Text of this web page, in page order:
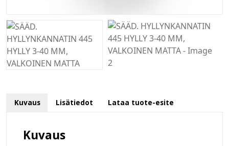
Kuvaus Lisätiedot Lataa tuote-esite
Kuvaus